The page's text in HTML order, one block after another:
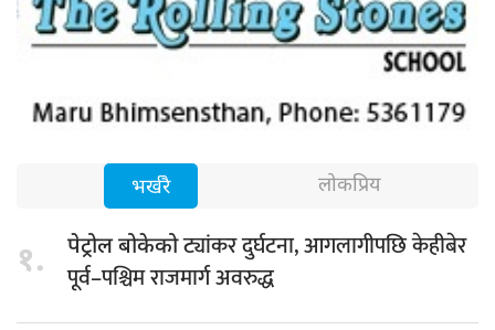
भर्खरै लोकप्रिय
१. पेट्रोल बोकेकोट्यांकर दुर्घटना, आगलागीपछि केहीबेर
पूर्व–पश्चिम राजमार्ग अवरुद्ध